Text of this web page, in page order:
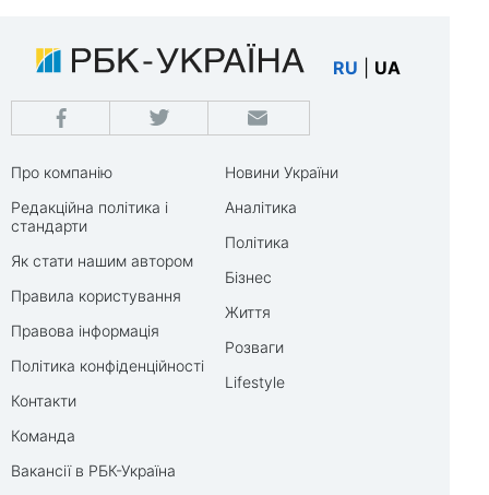
RU UA
Про компанію
Редакційна політика і
стандарти
Як стати нашим автором
Правила користування
Правова інформація
Політика конфіденційності
Контакти
Команда
Вакансії в РБК-Україна
Новини України
Аналітика
Політика
Бізнес
Життя
Розваги
Lifestyle